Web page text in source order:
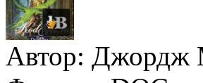
Автор: Джордж